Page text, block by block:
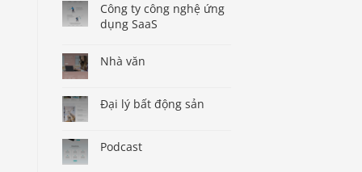
Công ty công nghệ ứng
dụng SaaS
Nhà văn
Đại lý bất động sản
Podcast